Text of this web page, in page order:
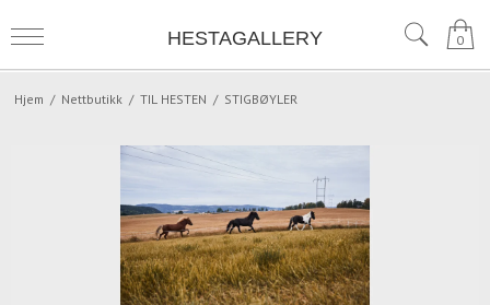
HESTAGALLERY 0
Hjem / Nettbutikk / TIL HESTEN / STIGBØYLER